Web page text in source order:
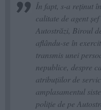
În fapt, s-a reţinut
calitate de agent
Autostrăzi, Biroul
aflându-se în
transmis unei
nepublice, despre
atribuţiilor de
amplasamentul
poliţie de pe